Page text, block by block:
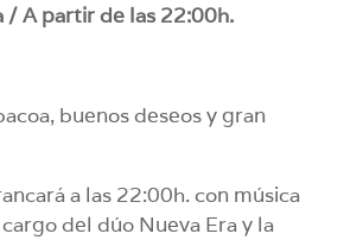
/ A partir de las 22:00h.
buenos deseos y gran
a las 22:00h. con música
del dúo Nueva Era y la